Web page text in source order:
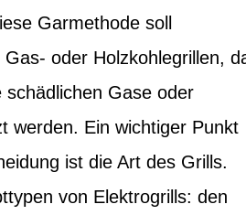
Garmethode soll
oder Holzkohlegrillen,
schädlichen Gase oder
werden. Ein wichtiger Punkt
ist die Art des Grills.
von Elektrogrills: den